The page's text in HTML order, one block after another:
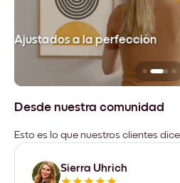
Ajustados a la perfección
Desde nuestra comunidad
Esto es lo que nuestros clientes
Sierra Uhrich